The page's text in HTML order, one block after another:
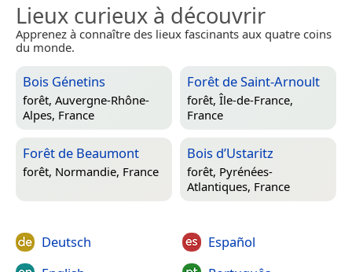
Lieux curieux à découvrir
Apprenez à connaître des lieux fascinants aux quatre coins
du monde.
Bois Génetins
forêt, Auvergne-Rhône-
Alpes, France
Forêt de Saint-Arnoult
forêt, Île-de-France,
France
Forêt de Beaumont
forêt, Normandie, France
Bois d’Ustaritz
forêt, Pyrénées-
Atlantiques, France
Deutsch
Español